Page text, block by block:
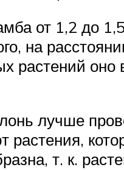
от 1,2 до
на
растений оно
лучше
растения,
т. к.